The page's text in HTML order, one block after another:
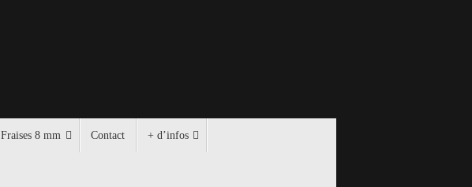
Fraises 8 mm Contact + d’infos